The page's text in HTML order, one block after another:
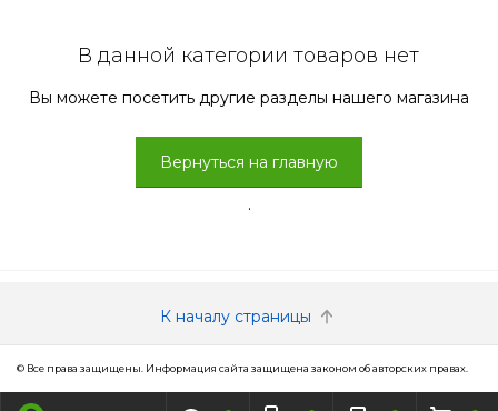
В данной категории товаров нет
Вы можете посетить другие разделы нашего магазина
Вернуться на главную
.
К началу страницы
© Все права защищены. Информация сайта защищена законом об авторских правах.